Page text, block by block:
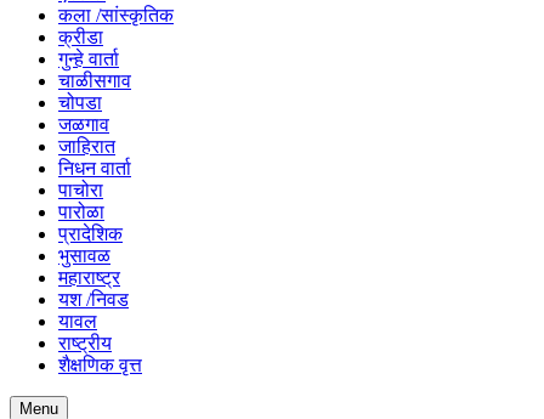
कला /सांस्कृतिक
क्रीडा
गुन्हे वार्ता
चाळीसगाव
चोपडा
जळगाव
जाहिरात
निधन वार्ता
पाचोरा
पारोळा
प्रादेशिक
भुसावळ
महाराष्ट्र
यश /निवड
यावल
राष्ट्रीय
शैक्षणिक वृत्त
Menu